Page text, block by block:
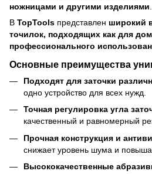
ножницами и другими изделиями
В TopTools представлен широкий
точилок, подходящих как для
профессионального
Основные преимущества
Подходят для заточки
одно устройство для всех нужд.
Точная регулировка угла
качественный и равномерный
Прочная конструкция и
снижает уровень шума и
Высококачественные